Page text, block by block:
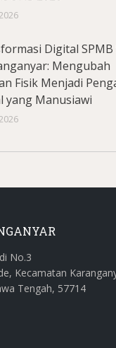
Digital SPMB
Mengubah
Fisik Menjadi
yang Manusiawi
No.3
Kecamatan
Tengah, 57714